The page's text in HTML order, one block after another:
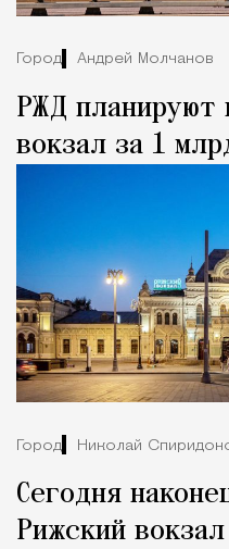
Город Андрей Молчанов
РЖД планируют
вокзал за 1
Город Николай
Сегодня
Рижский вокзал